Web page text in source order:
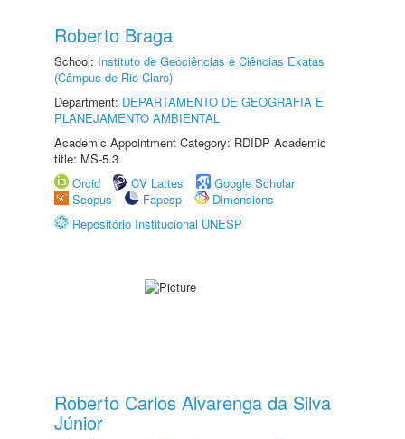
Roberto Braga
School: Instituto de Geociências e Ciências Exatas
(Câmpus de Rio Claro)
Department: DEPARTAMENTO DE GEOGRAFIA E
PLANEJAMENTO AMBIENTAL
Academic Appointment Category: RDIDP Academic
title: MS-5.3
Orcid
CV Lattes
Google Scholar
Scopus
Fapesp
Dimensions
Repositório Institucional UNESP
Roberto Carlos Alvarenga da Silva
Júnior